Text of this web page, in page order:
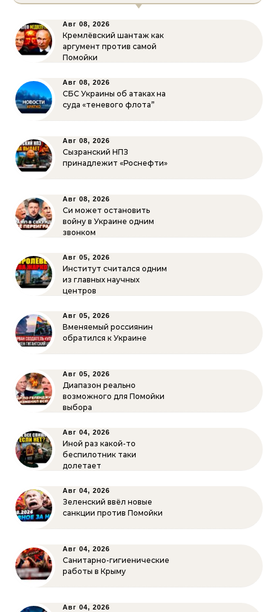
Авг 08, 2026
Кремлёвский шантаж как
аргумент против самой
Помойки
Авг 08, 2026
СБС Украины об атаках на
суда «теневого флота”
Авг 08, 2026
Сызранский НПЗ
принадлежит «Роснефти»
Авг 08, 2026
Си может остановить
войну в Украине одним
звонком
Авг 05, 2026
Институт считался одним
из главных научных
центров
Авг 05, 2026
Вменяемый россиянин
обратился к Украине
Авг 05, 2026
Диапазон реально
возможного для Помойки
выбора
Авг 04, 2026
Иной раз какой-то
беспилотник таки
долетает
Авг 04, 2026
Зеленский ввёл новые
санкции против Помойки
Авг 04, 2026
Санитарно-гигиенические
работы в Крыму
Авг 04, 2026